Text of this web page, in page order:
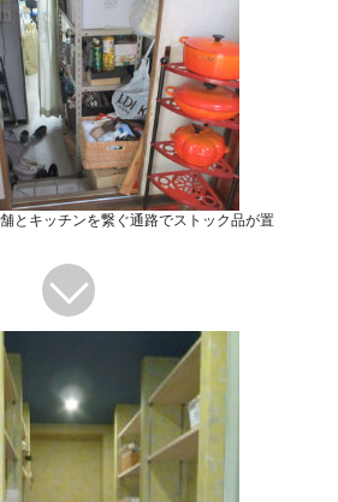
とキッチンを繋ぐ通路でストック品が置